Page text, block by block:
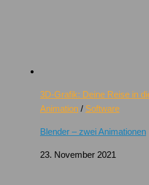
3D-Grafik: Deine Reise in
Animation / Software
Blender – zwei Animationen
23. November 2021